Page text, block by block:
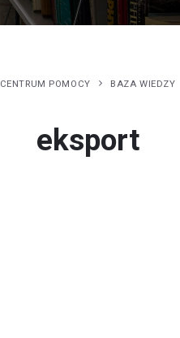
CENTRUM POMOCY BAZA WIEDZY
eksport